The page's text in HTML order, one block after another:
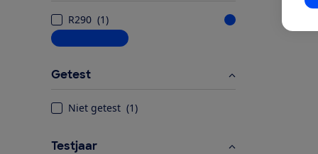
R290 (1)
Meer informatie
Getest
Niet getest (1)
Testjaar